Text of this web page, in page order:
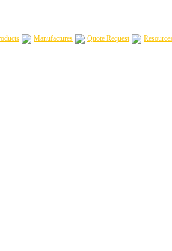
Manufactures Quote Request